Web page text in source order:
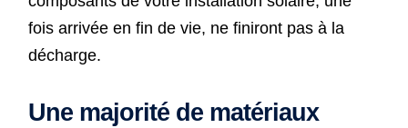
fois arrivée en fin de vie, ne finiront pas à la
décharge.
Une majorité de matériaux